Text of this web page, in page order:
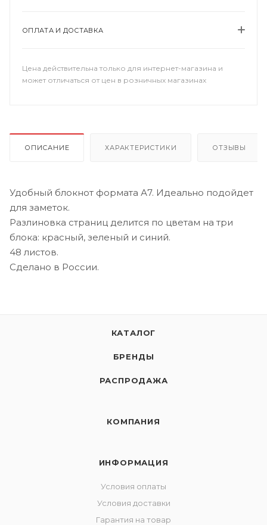
ОПЛАТА И ДОСТАВКА
Цена действительна только для интернет-магазина и
может отличаться от цен в розничных магазинах
ОПИСАНИЕ ХАРАКТЕРИСТИКИ ОТЗЫВЫ
Удобный блокнот формата А7. Идеально подойдет
для заметок.
Разлиновка страниц делится по цветам на три
блока: красный, зеленый и синий.
48 листов.
Сделано в России.
КАТАЛОГ
БРЕНДЫ
РАСПРОДАЖА
КОМПАНИЯ
ИНФОРМАЦИЯ
Условия оплаты
Условия доставки
Гарантия на товар